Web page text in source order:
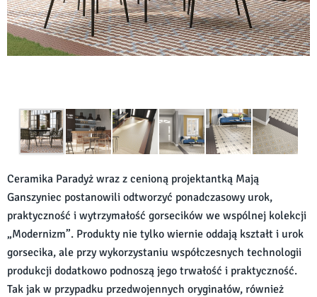
Ceramika Paradyż wraz z cenioną projektantką Mają
Ganszyniec postanowili odtworzyć ponadczasowy urok,
praktyczność i wytrzymałość gorsecików we wspólnej kolekcji
„Modernizm”. Produkty nie tylko wiernie oddają kształt i urok
gorsecika, ale przy wykorzystaniu współczesnych technologii
produkcji dodatkowo podnoszą jego trwałość i praktyczność.
Tak jak w przypadku przedwojennych oryginałów, również